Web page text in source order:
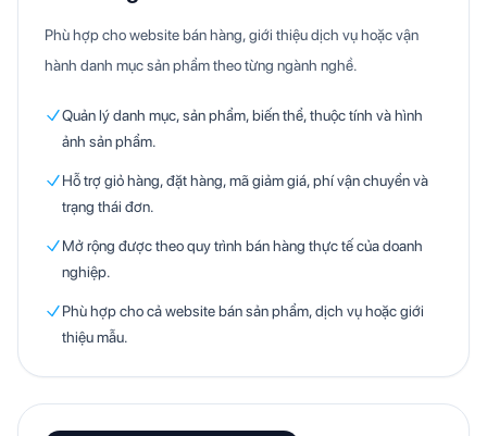
Phù hợp cho website bán hàng, giới thiệu dịch vụ hoặc vận
hành danh mục sản phẩm theo từng ngành nghề.
Quản lý danh mục, sản phẩm, biến thể, thuộc tính và hình
ảnh sản phẩm.
Hỗ trợ giỏ hàng, đặt hàng, mã giảm giá, phí vận chuyển và
trạng thái đơn.
Mở rộng được theo quy trình bán hàng thực tế của doanh
nghiệp.
Phù hợp cho cả website bán sản phẩm, dịch vụ hoặc giới
thiệu mẫu.